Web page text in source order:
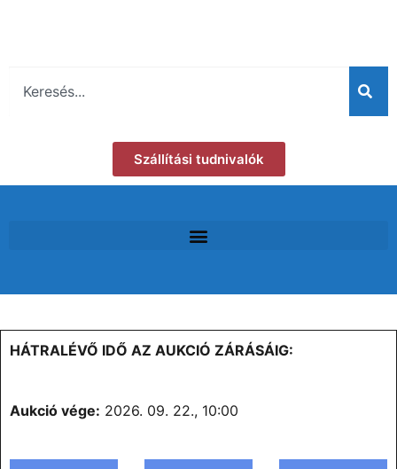
Szállítási tudnivalók
HÁTRALÉVŐ IDŐ AZ AUKCIÓ ZÁRÁSÁIG:
Aukció vége: 2026. 09. 22., 10:00